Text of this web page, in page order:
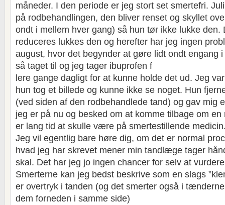
måneder. I den periode er jeg stort set smertefri.
på rodbehandlingen, den bliver renset og skyllet
ondt i mellem hver gang) så hun tør ikke lukke den.
reduceres lukkes den og herefter har jeg ingen
august, hvor det begynder at gøre lidt ondt engang
så taget til og jeg tager ibuprofen f
lere gange dagligt for at kunne holde det ud. Jeg
hun tog et billede og kunne ikke se noget. Hun
(ved siden af den rodbehandlede tand) og gav mig
jeg er på nu og besked om at komme tilbage om
er lang tid at skulle være på smertestillende
Jeg vil egentlig bare høre dig, om det er normal
hvad jeg har skrevet mener min tandlæge tager
skal. Det har jeg jo ingen chancer for selv at
Smerterne kan jeg bedst beskrive som en slags
er overtryk i tanden (og det smerter også i
dem forneden i samme side)